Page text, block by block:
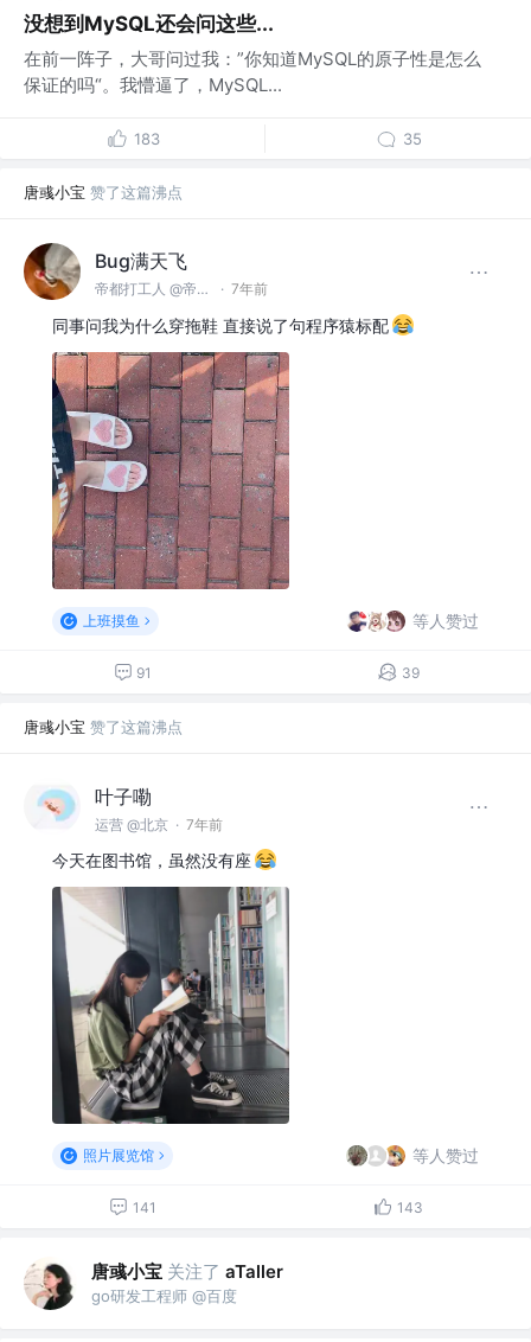
没想到MySQL还会问这些...
在前一阵子，大哥问过我：”你知道MySQL的原子性是怎么
保证的吗“。我懵逼了，MySQL...
183 35
唐彧小宝 赞了这篇沸点
Bug满天飞
帝都打工人 @帝都某公司 · 7年前
同事问我为什么穿拖鞋 直接说了句程序猿标配
上班摸鱼 等人赞过
91 39
唐彧小宝 赞了这篇沸点
叶子嘞
运营 @北京 · 7年前
今天在图书馆，虽然没有座
照片展览馆 等人赞过
141 143
唐彧小宝 关注了 aTaller
go研发工程师 @百度